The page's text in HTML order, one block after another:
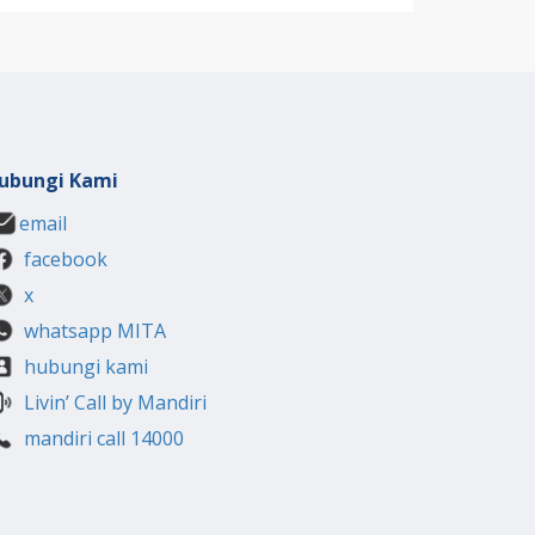
Kami
email
facebook
x
whatsapp MITA
hubungi kami
Livin’ Call by Mandiri
mandiri call 14000